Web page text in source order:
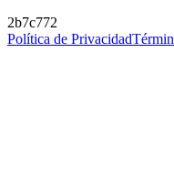
2b7c772
Política de Privacidad